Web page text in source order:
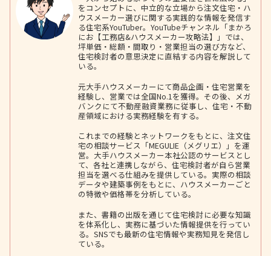
をコンセプトに、中立的な立場から注文住宅・ハ
ウスメーカー選びに関する実践的な情報を発信す
る住宅系YouTuber。YouTubeチャンネル「まかろ
にお【工務店&ハウスメーカー攻略法】」では、
坪単価・総額・間取り・営業担当の選び方など、
住宅検討者の意思決定に直結する内容を解説して
いる。
元大手ハウスメーカーにて商品企画・住宅営業を
経験し、営業では全国No.1を獲得。その後、メガ
バンクにて不動産融資業務に従事し、住宅・不動
産領域における実務経験を有する。
これまでの経験とネットワークをもとに、注文住
宅の相談サービス「MEGULIE（メグリエ）」を運
営。大手ハウスメーカー本社公認のサービスとし
て、各社と連携しながら、住宅検討者が自ら営業
担当を選べる仕組みを提供している。実際の相談
データや建築事例をもとに、ハウスメーカーごと
の特徴や価格帯を分析している。
また、書籍の出版を通じて住宅検討に必要な知識
を体系化し、実務に基づいた情報提供を行ってい
る。SNSでも最新の住宅情報や実務知見を発信し
ている。